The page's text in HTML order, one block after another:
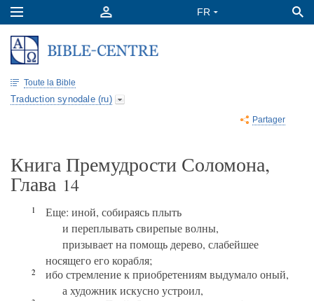
Toute la Bible
Traduction synodale (ru)
Partager
Книга Премудрости Соломона,
Глава 14
1
Еще: иной, собираясь плыть
и переплывать свирепые волны,
призывает на помощь дерево, слабейшее
носящего его корабля;
2
ибо стремление к приобретениям выдумало оный,
а художник искусно устроил,